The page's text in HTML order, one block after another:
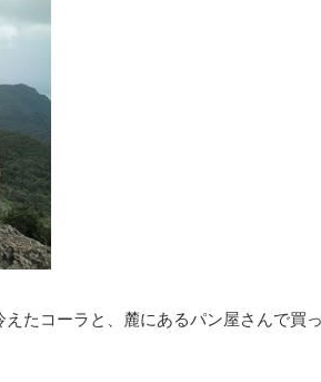
たコーラと、麓にあるパン屋さんで買